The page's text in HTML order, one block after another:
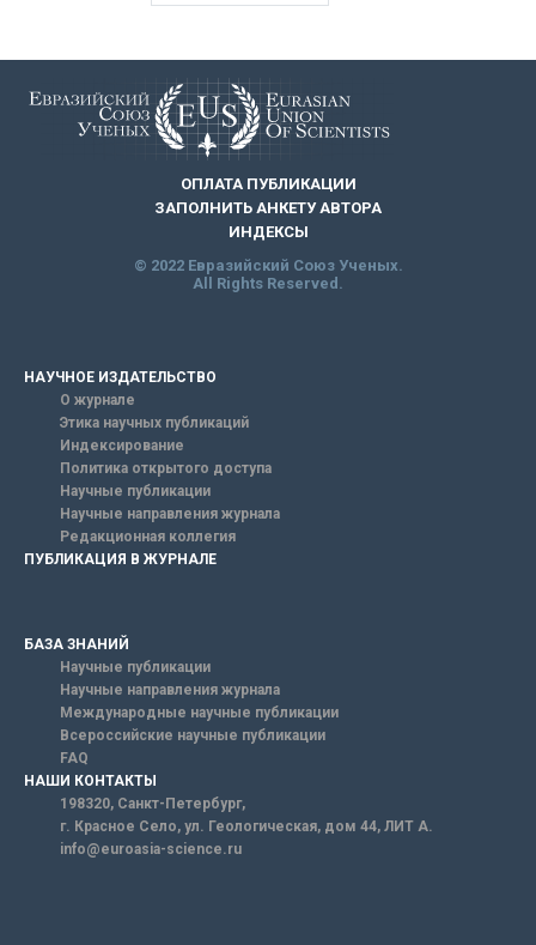
ОПЛАТА ПУБЛИКАЦИИ
ЗАПОЛНИТЬ АНКЕТУ АВТОРА
ИНДЕКСЫ
© 2022 Евразийский Союз Ученых.
All Rights Reserved.
НАУЧНОЕ ИЗДАТЕЛЬСТВО
О журнале
Этика научных публикаций
Индексирование
Политика открытого доступа
Научные публикации
Научные направления журнала
Редакционная коллегия
ПУБЛИКАЦИЯ В ЖУРНАЛЕ
БАЗА ЗНАНИЙ
Научные публикации
Научные направления журнала
Международные научные публикации
Всероссийские научные публикации
FAQ
НАШИ КОНТАКТЫ
198320, Санкт-Петербург,
г. Красное Село, ул. Геологическая, дом 44, ЛИТ А.
info@euroasia-science.ru